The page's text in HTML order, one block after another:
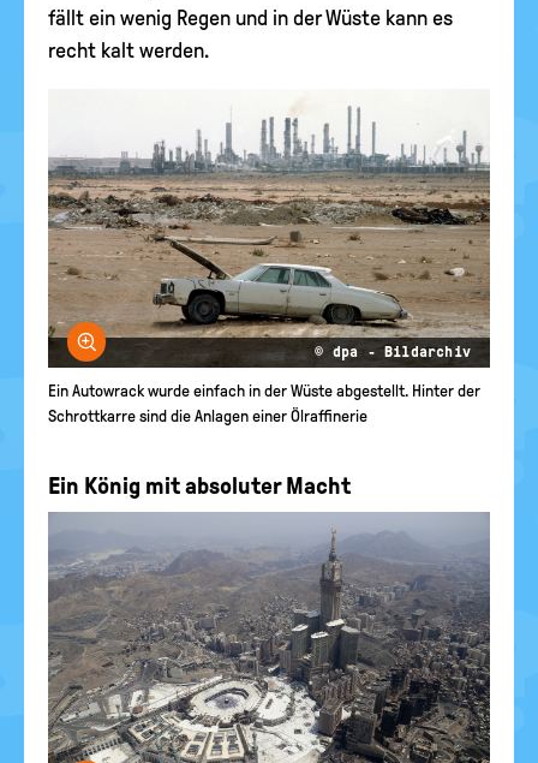
fällt ein wenig Regen und in der Wüste kann es
recht kalt werden.
Bild vergrößern
© dpa - Bildarchiv
Ein Autowrack wurde einfach in der Wüste abgestellt. Hinter der
Schrottkarre sind die Anlagen einer Ölraffinerie
Ein König mit absoluter Macht